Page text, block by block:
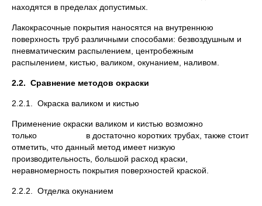
находятся в пределах допустимых.
Лакокрасочные покрытия наносятся на внутреннюю
поверхность труб различными способами: безвоздушным и
пневматическим распылением, центробежным
распылением, кистью, валиком, окунанием, наливом.
2.2. Сравнение методов окраски
2.2.1. Окраска валиком и кистью
Применение окраски валиком и кистью возможно
только в достаточно коротких трубах, также стоит
отметить, что данный метод имеет низкую
производительность, большой расход краски,
неравномерность покрытия поверхностей краской.
2.2.2. Отделка окунанием